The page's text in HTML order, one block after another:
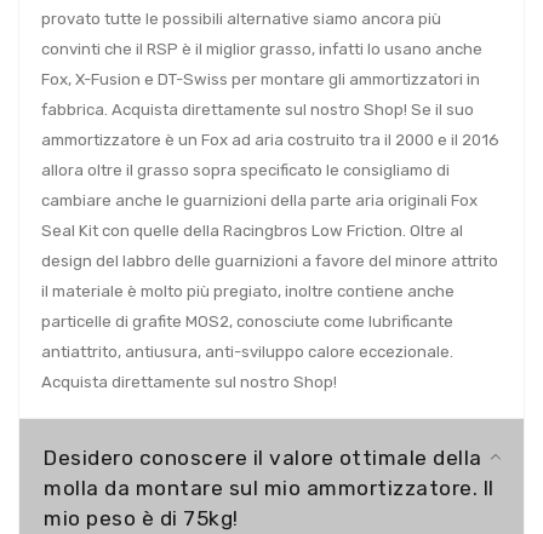
provato tutte le possibili alternative siamo ancora più
convinti che il RSP è il miglior grasso, infatti lo usano anche
Fox, X-Fusion e DT-Swiss per montare gli ammortizzatori in
fabbrica. Acquista direttamente sul nostro Shop! Se il suo
ammortizzatore è un Fox ad aria costruito tra il 2000 e il 2016
allora oltre il grasso sopra specificato le consigliamo di
cambiare anche le guarnizioni della parte aria originali Fox
Seal Kit con quelle della Racingbros Low Friction. Oltre al
design del labbro delle guarnizioni a favore del minore attrito
il materiale è molto più pregiato, inoltre contiene anche
particelle di grafite MOS2, conosciute come lubrificante
antiattrito, antiusura, anti-sviluppo calore eccezionale.
Acquista direttamente sul nostro Shop!
Desidero conoscere il valore ottimale della
molla da montare sul mio ammortizzatore. Il
mio peso è di 75kg!